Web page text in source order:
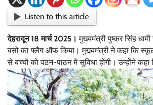
Listen to this article
देहरादून 18 मार्च 2025। मुख्यमंत्री पुष्कर सिंह
बसों का फ्लैग ऑफ किया। मुख्यमंत्री ने कहा कि
से बच्चों को पठन-पाठन में सुविधा होगी। उन्होंने